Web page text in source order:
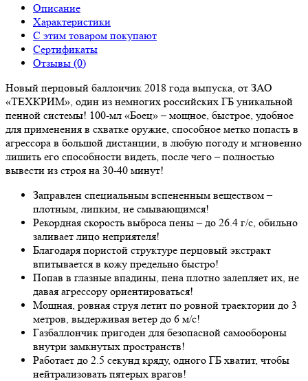
Описание
Характеристики
С этим товаром покупают
Сертификаты
Отзывы (0)
Новый перцовый баллончик 2018 года выпуска, от ЗАО
«ТЕХКРИМ», один из немногих российских ГБ уникальной
пенной системы! 100-мл «Боец» – мощное, быстрое, удобное
для применения в схватке оружие, способное метко попасть в
агрессора в большой дистанции, в любую погоду и мгновенно
лишить его способности видеть, после чего – полностью
вывести из строя на 30-40 минут!
Заправлен специальным вспененным веществом –
плотным, липким, не смывающимся!
Рекордная скорость выброса пены – до 26.4 г/с, обильно
заливает лицо неприятеля!
Благодаря пористой структуре перцовый экстракт
впитывается в кожу предельно быстро!
Попав в глазные впадины, пена плотно залепляет их, не
давая агрессору ориентироваться!
Мощная, ровная струя летит по ровной траектории до 3
метров, выдерживая ветер до 6 м/с!
Газбаллончик пригоден для безопасной самообороны
внутри замкнутых пространств!
Работает до 2.5 секунд кряду, одного ГБ хватит, чтобы
нейтрализовать пятерых врагов!